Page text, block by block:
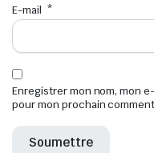
E-mail *
Enregistrer mon nom, mon
pour mon prochain